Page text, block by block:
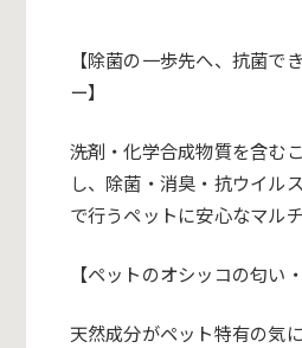
【除菌の一歩先へ、抗菌で
ー】
洗剤・化学合成物質を含む
し、除菌・消臭・抗ウイル
で行うペットに安心なマル
【ペットのオシッコの匂い
天然成分がペット特有の気